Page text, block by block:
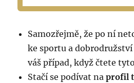
Samozřejmě, že po ní
ke sportu a
váš případ, když čtete
Stačí se podívat na profil